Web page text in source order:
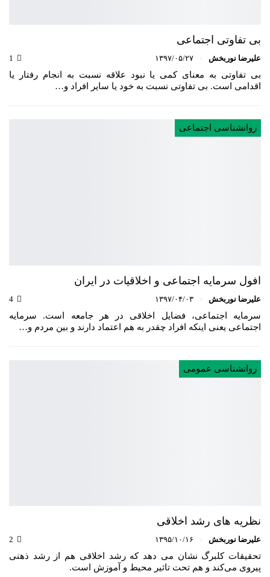
بی تفاوتی اجتماعی
علیرضا نوربخش ۱۳۹۷/۰۵/۲۷
بی تفاوتی به معنای کمی یا نبود علاقه نسبت به انجام رفتار یا
اقدامی است. بی تفاوتی نسبت به خود یا سایر افراد و…
روانشناسی اجتماعی
افول سرمایه اجتماعی و اخلاقیات در ایران
علیرضا نوربخش ۱۳۹۷/۰۴/۰۳
سرمایه اجتماعی، فضایل اخلاقی در هر جامعه است. سرمایه
اجتماعی یعنی اینکه افراد چقدر به هم اعتماد دارند و بین مردم و…
روانشناسی عمومی
نظریه های رشد اخلاقی
علیرضا نوربخش ۱۳۹۵/۱۰/۱۶
تحقیقات کلبرگ نشان می دهد که رشد اخلاقی هم از رشد ذهنی
پیروی می‌کند و هم تحت تاثیر محیط و آموزش است.